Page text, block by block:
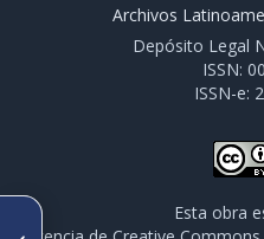
ARTÍCULO ANTERIOR
Archivos
Depósito Legal
ISSN:
ISSN-e:
Esta obra